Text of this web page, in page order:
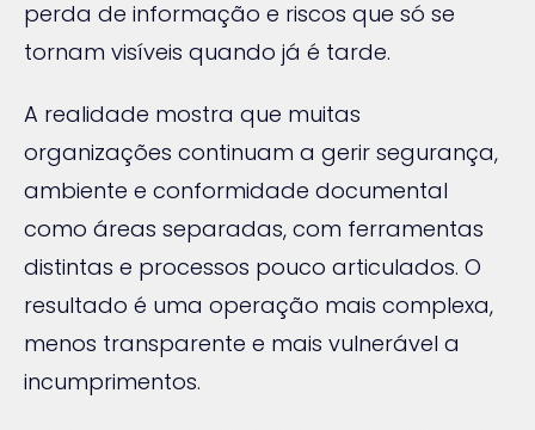
perda de informação e riscos que só se
tornam visíveis quando já é tarde.
A realidade mostra que muitas
organizações continuam a gerir segurança,
ambiente e conformidade documental
como áreas separadas, com ferramentas
distintas e processos pouco articulados. O
resultado é uma operação mais complexa,
menos transparente e mais vulnerável a
incumprimentos.